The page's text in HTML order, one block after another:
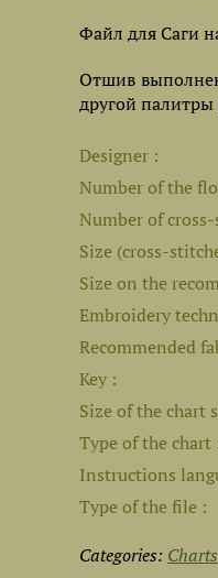
Файл для Саги
Отшив
другой палитры
Designer
Number of the
Number of
Size (cross-
Size on the
Embroidery
Recommended
Key
Size of the chart
Type of the chart
Instructions
Type of the file
Categories: Charts